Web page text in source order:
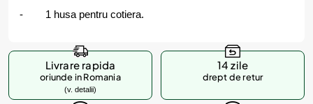
- 1 husa pentru cotiera.
Livrare rapida
oriunde in Romania
(v. detalii)
14 zile
drept de retur